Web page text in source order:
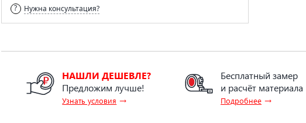
Нужна консультация?
НАШЛИ ДЕШЕВЛЕ?
Предложим лучше!
Узнать условия →
Бесплатный замер
и расчёт материала
Подробнее →